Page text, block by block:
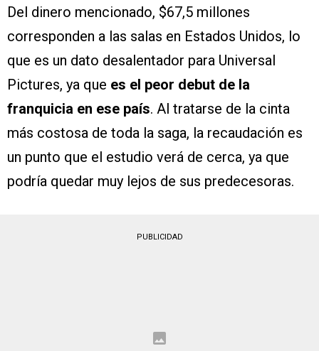
Del dinero mencionado, $67,5 millones
corresponden a las salas en Estados Unidos, lo
que es un dato desalentador para Universal
Pictures, ya que es el peor debut de la
franquicia en ese país. Al tratarse de la cinta
más costosa de toda la saga, la recaudación es
un punto que el estudio verá de cerca, ya que
podría quedar muy lejos de sus predecesoras.
PUBLICIDAD